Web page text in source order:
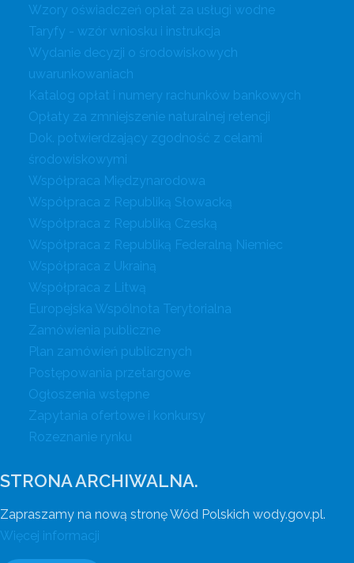
Wzory oświadczeń opłat za usługi wodne
Taryfy - wzór wniosku i instrukcja
Wydanie decyzji o środowiskowych
uwarunkowaniach
Katalog opłat i numery rachunków bankowych
Opłaty za zmniejszenie naturalnej retencji
Dok. potwierdzający zgodność z celami
środowiskowymi
Współpraca Międzynarodowa
Współpraca z Republiką Słowacką
Współpraca z Republiką Czeską
Współpraca z Republiką Federalną Niemiec
Współpraca z Ukrainą
Współpraca z Litwą
Europejska Wspólnota Terytorialna
Zamówienia publiczne
Plan zamówień publicznych
Postępowania przetargowe
Ogłoszenia wstępne
Zapytania ofertowe i konkursy
Rozeznanie rynku
STRONA ARCHIWALNA.
Zapraszamy na nową stronę Wód Polskich wody.gov.pl.
Więcej informacji